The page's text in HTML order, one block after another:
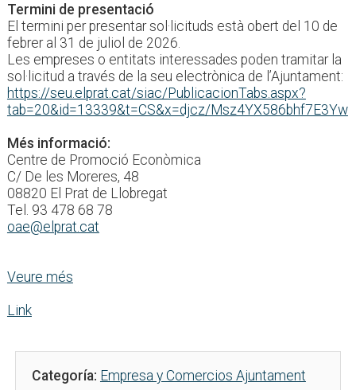
Termini de presentació
El termini per presentar sol·licituds està obert del 10 de
febrer al 31 de juliol de 2026.
Les empreses o entitats interessades poden tramitar la
sol·licitud a través de la seu electrònica de l’Ajuntament:
https://seu.elprat.cat/siac/PublicacionTabs.aspx?
tab=20&id=13339&t=CS&x=djcz/Msz4YX586bhf7E3Yw
Més informació:
Centre de Promoció Econòmica
C/ De les Moreres, 48
08820 El Prat de Llobregat
Tel. 93 478 68 78
oae@elprat.cat
Veure més
Link
Categoría: Empresa y Comercios Ajuntament